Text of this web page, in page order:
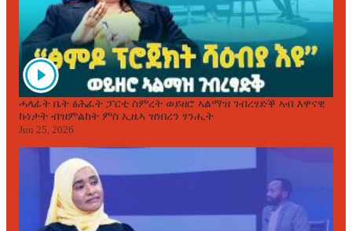
ሓላፊት ቤት ፅሕፈት ፓርቲ ስምረት ወይዘሮ ኣልማዝ ገብረፃድቕ ኣብ እዋናዊ
ኩነታት ብዝምልከት ምስ ኢዜኣ ዝነበረን ፃንሒት
Jun 25, 2026